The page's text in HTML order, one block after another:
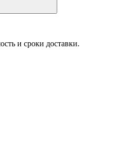
и сроки доставки.